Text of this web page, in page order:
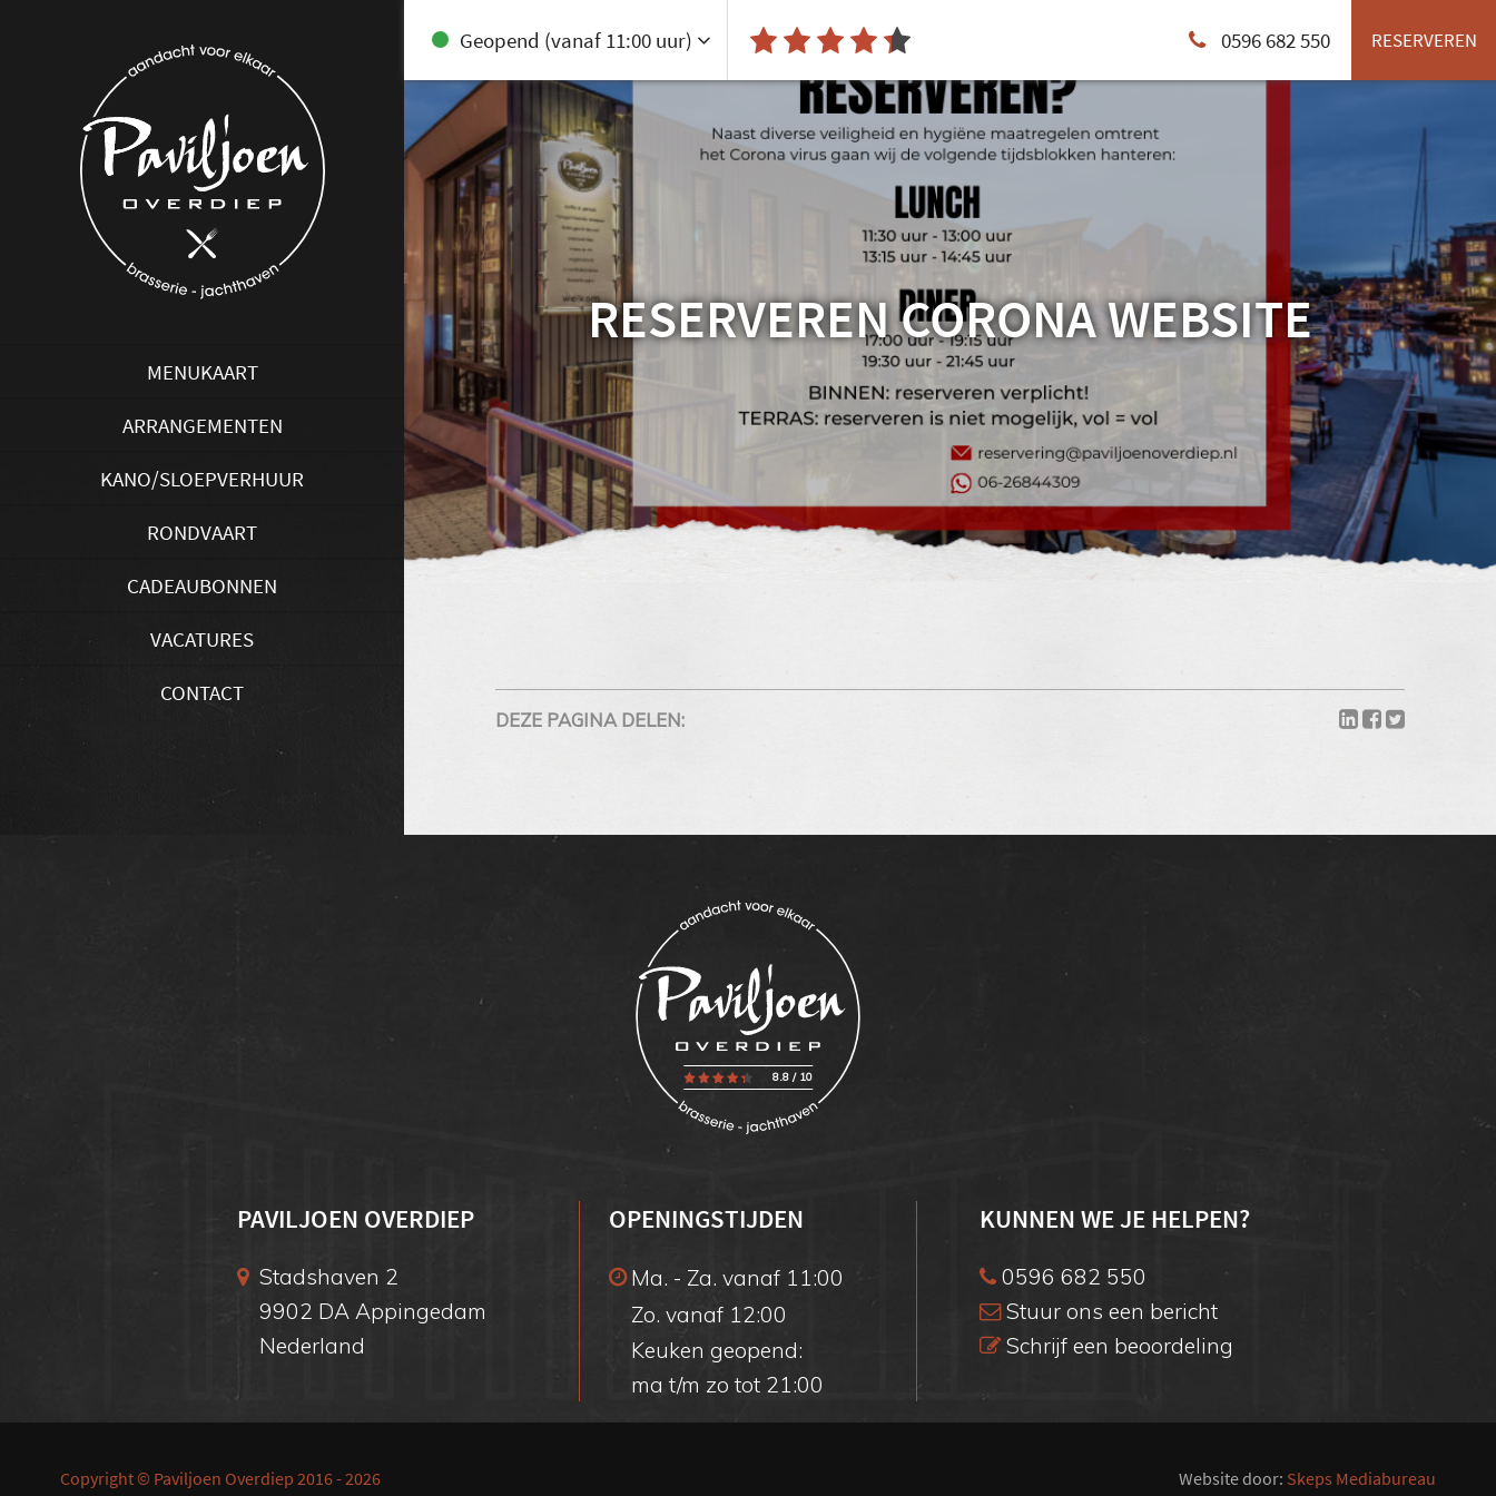
MENUKAART
ARRANGEMENTEN
KANO/SLOEPVERHUUR
RONDVAART
CADEAUBONNEN
VACATURES
CONTACT
Geopend (vanaf 11:00 uur) 0596 682 550 RESERVEREN
RESERVEREN CORONA WEBSITE
DEZE PAGINA DELEN:
8.8/ 10
PAVILJOEN OVERDIEP
Stadshaven 2
9902 DA Appingedam
Nederland
OPENINGSTIJDEN
Ma. - Za. vanaf 11:00
Zo. vanaf 12:00
Keuken geopend:
ma t/m zo tot 21:00
KUNNEN WE JE HELPEN?
0596 682 550
Stuur ons een bericht
Schrijf een beoordeling
Copyright © Paviljoen Overdiep 2016 - 2026 Website door: Skeps Mediabureau